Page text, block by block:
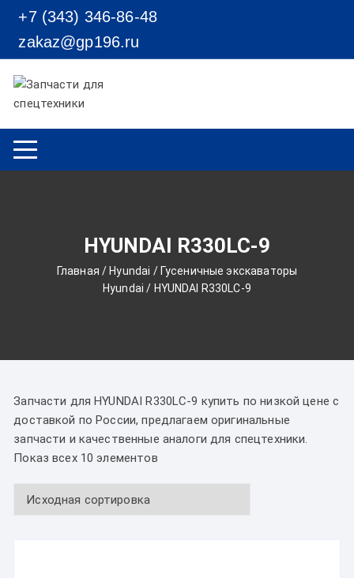
Перейти к содержимому
+7 (343) 346-86-48
zakaz@gp196.ru
HYUNDAI R330LC-9
Главная / Hyundai / Гусеничные экскаваторы
Hyundai / HYUNDAI R330LC-9
Запчасти для HYUNDAI R330LC-9 купить по низкой цене с
доставкой по России, предлагаем оригинальные
запчасти и качественные аналоги для спецтехники.
Показ всех 10 элементов